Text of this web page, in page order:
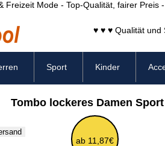
Freizeit Mode - Top-Qualität, fairer
♥ ♥ ♥ Qualität und
Sport Kinder
Tombo lockeres Damen
ab 11,87€